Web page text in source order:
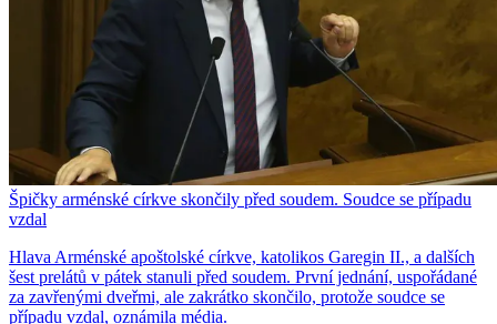
Špičky arménské církve skončily před soudem. Soudce se případu
vzdal
Hlava Arménské apoštolské církve, katolikos Garegin II., a dalších
šest prelátů v pátek stanuli před soudem. První jednání, uspořádané
za zavřenými dveřmi, ale zakrátko skončilo, protože soudce se
případu vzdal, oznámila média.